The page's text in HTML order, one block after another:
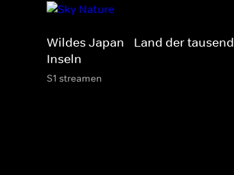
Wildes Japan - Land der tausend
Inseln
S1 streamen